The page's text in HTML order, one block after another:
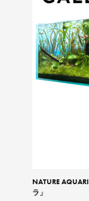
NATURE
ラ」